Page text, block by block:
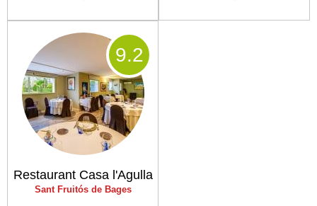
Restaurant Casa l'Agulla
Sant Fruitós de Bages
9.2